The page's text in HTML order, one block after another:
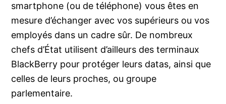
smartphone (ou de téléphone) vous êtes en
mesure d’échanger avec vos supérieurs ou vos
employés dans un cadre sûr. De nombreux
chefs d’État utilisent d’ailleurs des terminaux
BlackBerry pour protéger leurs datas, ainsi que
celles de leurs proches, ou groupe
parlementaire.